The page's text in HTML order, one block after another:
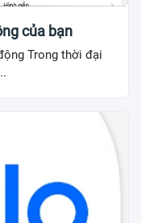
của bạn
Trong thời đại